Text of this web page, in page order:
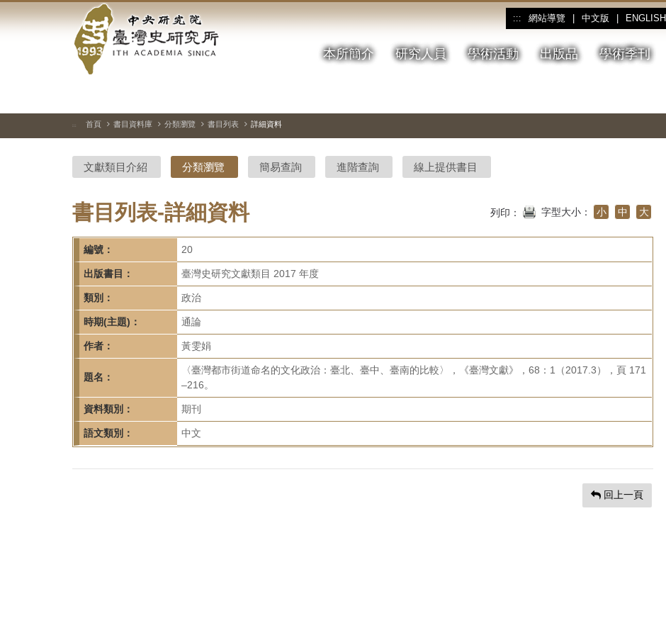
到
中
央
研
院-
臺
灣
史
研
究
所-
首
頁
::: 網站導覽 中文版 ENGLISH
本所簡介 研究人員 學術活動 出版品 學術季刊
::: 首頁 書目資料庫 分類瀏覽 書目列表 詳細資料
文獻類目介紹 分類瀏覽 簡易查詢 進階查詢 線上提供書目
書目列表-詳細資料 列印： 字型大小： 小 中 大
編號： 20
出版書目： 臺灣史研究文獻類目 2017 年度
類別： 政治
時期(主題)： 通論
作者： 黃雯娟
題名：
〈臺灣都市街道命名的文化政治：臺北、臺中、臺南的比較〉，《臺灣文獻》，68：1（2017.3），頁 171
–216。
資料類別： 期刊
語文類別： 中文
回上一頁